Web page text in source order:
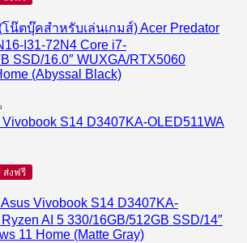
โน๊ตบุ๊คสำหรับเล่นเกมส์) Acer Predator
I31-72N4 Core i7-
SSD/16.0″ WUXGA/RTX5060
(Abyssal Black)
ส่งฟรี
Vivobook S14 D3407KA-
AI 5 330/16GB/512GB SSD/14″
11 Home (Matte Gray)